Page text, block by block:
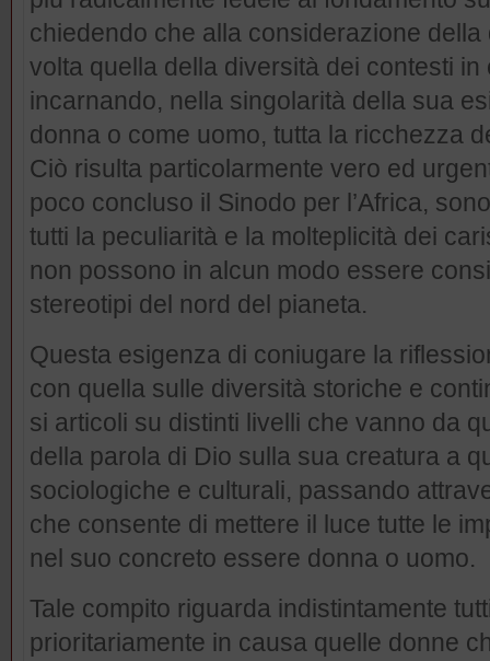
chiedendo che alla considerazione
volta quella della diversità dei contesti
incarnando, nella singolarità della sua
donna o come uomo, tutta la ricchezza
Ciò risulta particolarmente vero ed
poco concluso il Sinodo per l’Africa,
tutti la peculiarità e la molteplicità dei
non possono in alcun modo essere
stereotipi del nord del pianeta.
Questa esigenza di coniugare la
con quella sulle diversità storiche e
si articoli su distinti livelli che vanno da
della parola di Dio sulla sua creatura a
sociologiche e culturali, passando
che consente di mettere il luce tutte le
nel suo concreto essere donna o uomo.
Tale compito riguarda indistintamente
prioritariamente in causa quelle donne